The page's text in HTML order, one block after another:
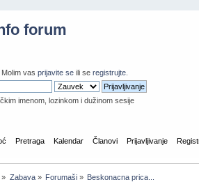
forum
. Molim vas prijavite se ili se registrujte
imenom, lozinkom i dužinom sesije
Pretraga Kalendar Članovi Prijavljivanje
» Zabava» Forumaši» Beskonacna prica...